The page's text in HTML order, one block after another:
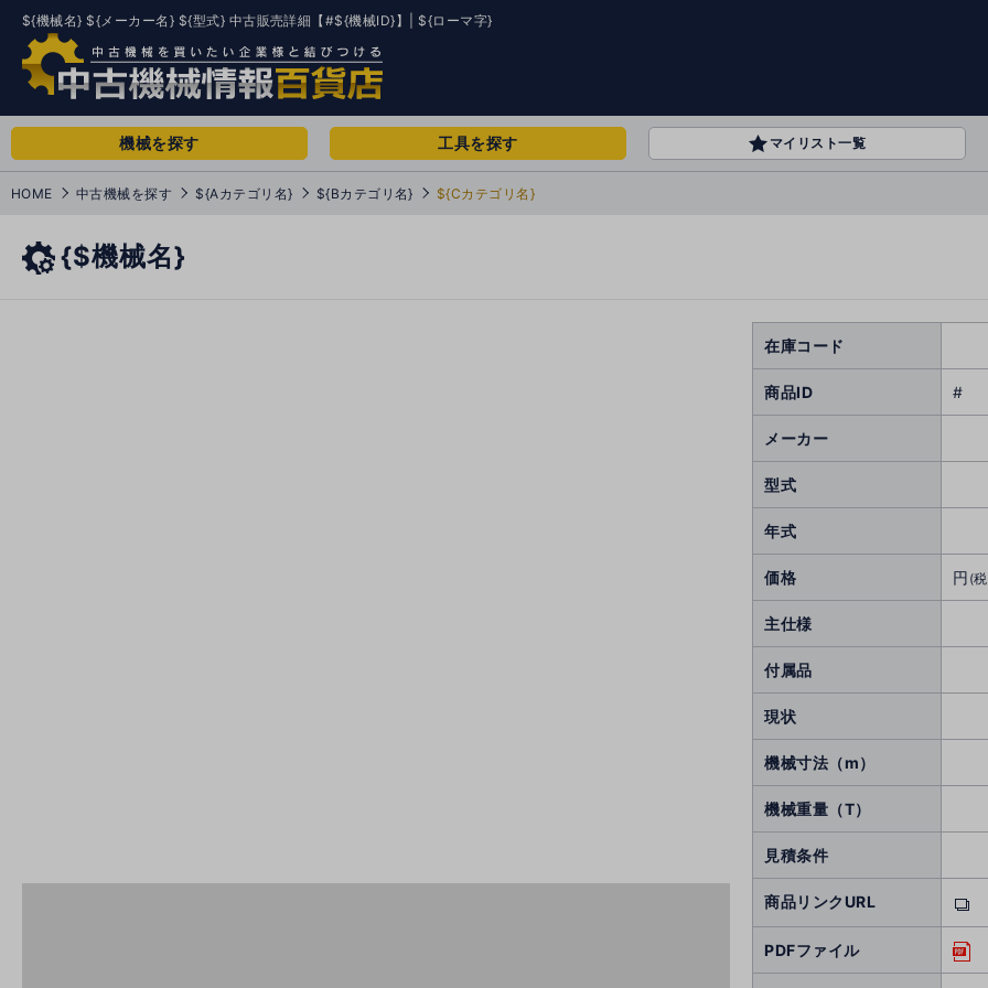
${機械名} ${メーカー名} ${型式} 中古販売詳細【#${機械ID}】| ${ローマ字}
機械を探す 工具を探す マイリスト一覧
HOME 中古機械を探す ${Aカテゴリ名} ${Bカテゴリ名} ${Cカテゴリ名}
{$機械名}
在庫コード
商品ID #
メーカー
型式
年式
価格 円 (
主仕様
付属品
現状
機械寸法（m）
機械重量（T）
見積条件
商品リンクURL
PDFファイル